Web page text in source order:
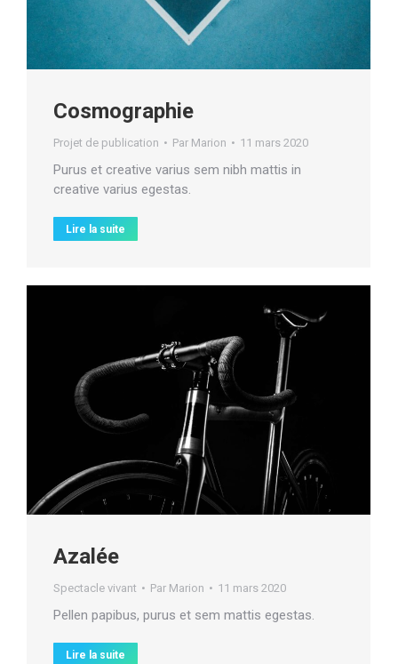
Cosmographie
Projet de publication Par Marion 11 mars 2020
Purus et creative varius sem nibh mattis in
creative varius egestas.
Lire la suite
Azalée
Spectacle vivant Par Marion 11 mars 2020
Pellen papibus, purus et sem mattis egestas.
Lire la suite